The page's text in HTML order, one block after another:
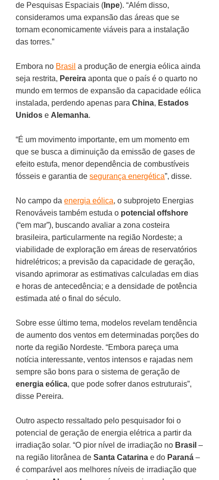
de Pesquisas Espaciais ( Inpe). “Além disso,
consideramos uma expansão das áreas que se
tornam economicamente viáveis para a instalação
das torres.”
Embora no Brasil a produção de energia eólica ainda
seja restrita, Pereira aponta que o país é o quarto no
mundo em termos de expansão da capacidade eólica
instalada, perdendo apenas paraChina, Estados
Unidos e Alemanha.
“É um movimento importante, em um momento em
que se busca a diminuição da emissão de gases de
efeito estufa, menor dependência de combustíveis
fósseis e garantia desegurança energética”, disse.
No campo daenergia eólica, o subprojeto Energias
Renováveis também estuda o potencial offshore
(“em mar”), buscando avaliar a zona costeira
brasileira, particularmente na região Nordeste; a
viabilidade de exploração em áreas de reservatórios
hidrelétricos; a previsão da capacidade de geração,
visando aprimorar as estimativas calculadas em dias
e horas de antecedência; e a densidade de potência
estimada até o final do século.
Sobre esse último tema, modelos revelam tendência
de aumento dos ventos em determinadas porções do
norte da região Nordeste. “Embora pareça uma
notícia interessante, ventos intensos e rajadas nem
sempre são bons para o sistema de geração de
energia eólica, que pode sofrer danos estruturais”,
disse Pereira.
Outro aspecto ressaltado pelo pesquisador foi o
potencial de geração de energia elétrica a partir da
irradiação solar. “O pior nível de irradiação no Brasil –
na região litorânea deSanta Catarina e do Paraná –
é comparável aos melhores níveis de irradiação que